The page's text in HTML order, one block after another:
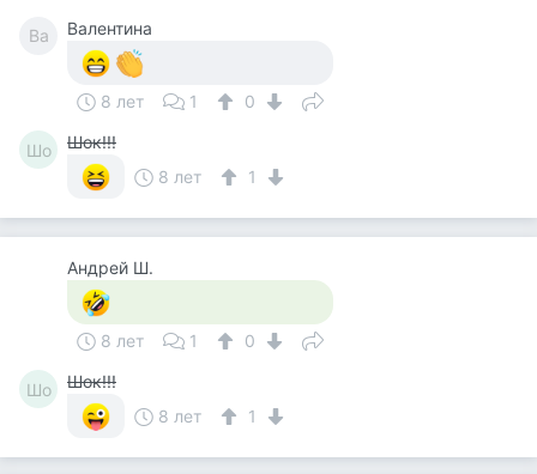
Ва Валентина
8 лет 1 0
Шо
Шок!!!
8 лет
1
Андрей Ш.
8 лет 1 0
Шо
Шок!!!
8 лет
1